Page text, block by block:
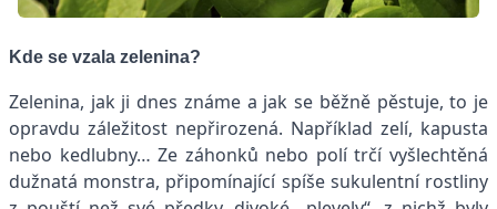
Kde se vzala zelenina?
Zelenina, jak ji dnes známe a jak se běžně pěstuje, to je
opravdu záležitost nepřirozená. Například zelí, kapusta
nebo kedlubny… Ze záhonků nebo polí trčí vyšlechtěná
dužnatá monstra, připomínající spíše sukulentní rostliny